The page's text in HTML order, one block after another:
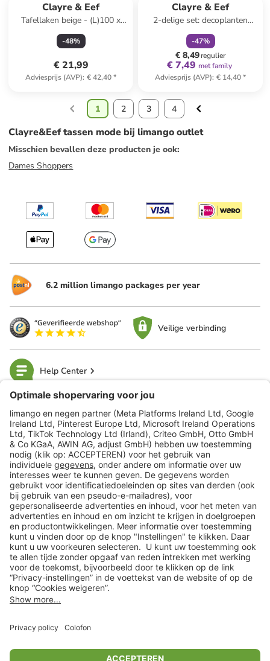
Clayre & Eef
Tafellaken beige - (L)100 x
(B)100 cm
-48%
€ 21,99
Adviesprijs (AVP): € 42,40*
Clayre & Eef
2-delige set: decoplanten
donkerblauw/goudkleurig -
(H)25 cm
-47%
€ 8,49regulier
€ 7,49 met family
Adviesprijs (AVP): € 14,40*
1 2 3 4
Clayre&Eef tassen mode bij limango outlet
Misschien bevallen deze producten je ook:
Dames Shoppers
6.2 million limango packages per year
Veilige verbinding
Help Center
limango
Veilig winkelen
Klantenservice
Shop
Acties